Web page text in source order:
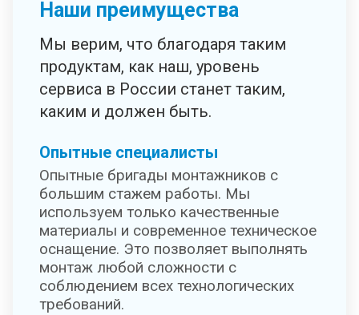
Наши преимущества
Мы верим, что благодаря таким
продуктам, как наш, уровень
сервиса в России станет таким,
каким и должен быть.
Опытные специалисты
Опытные бригады монтажников с
большим стажем работы. Мы
используем только качественные
материалы и современное техническое
оснащение. Это позволяет выполнять
монтаж любой сложности с
соблюдением всех технологических
требований.